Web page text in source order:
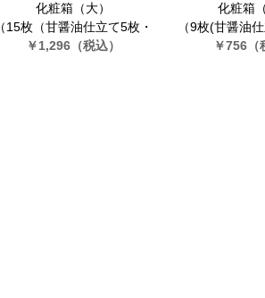
化粧箱（大）
（15枚（甘醤油仕立て5枚・
うす塩仕立て5枚・カレー仕
￥1,296 （税込）
化粧箱
（9枚(甘醤油
す塩仕立て3枚
￥756